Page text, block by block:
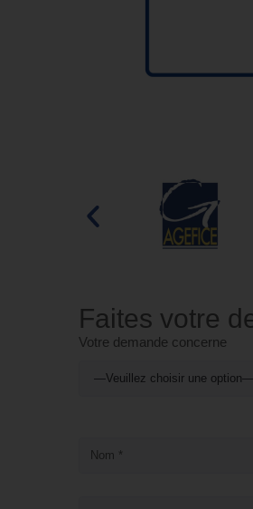
Faites votre
Votre demande concerne